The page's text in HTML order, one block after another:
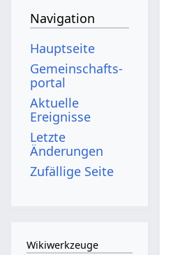
Navigation
Hauptseite
Gemeinschafts­
portal
Aktuelle
Ereignisse
Letzte
Änderungen
Zufällige Seite
Wikiwerkzeuge